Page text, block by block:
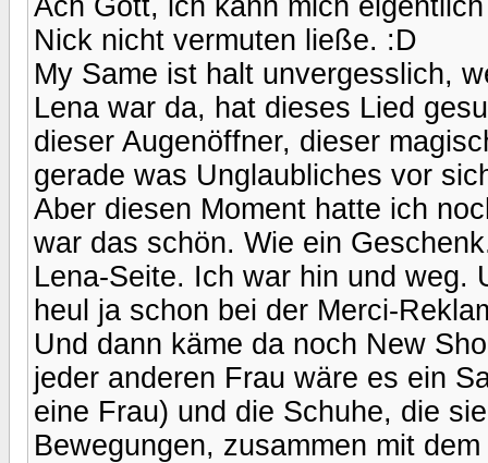
Nick nicht vermuten ließe. :D
My Same ist halt unvergesslich,
Lena war da, hat dieses Lied
dieser Augenöffner, dieser
gerade was Unglaubliches vor
Aber diesen Moment hatte ich
war das schön. Wie ein
Lena-Seite. Ich war hin und weg.
heul ja schon bei der Merci-
Und dann käme da noch New
jeder anderen Frau wäre es ein
eine Frau) und die Schuhe, die
Bewegungen, zusammen mit